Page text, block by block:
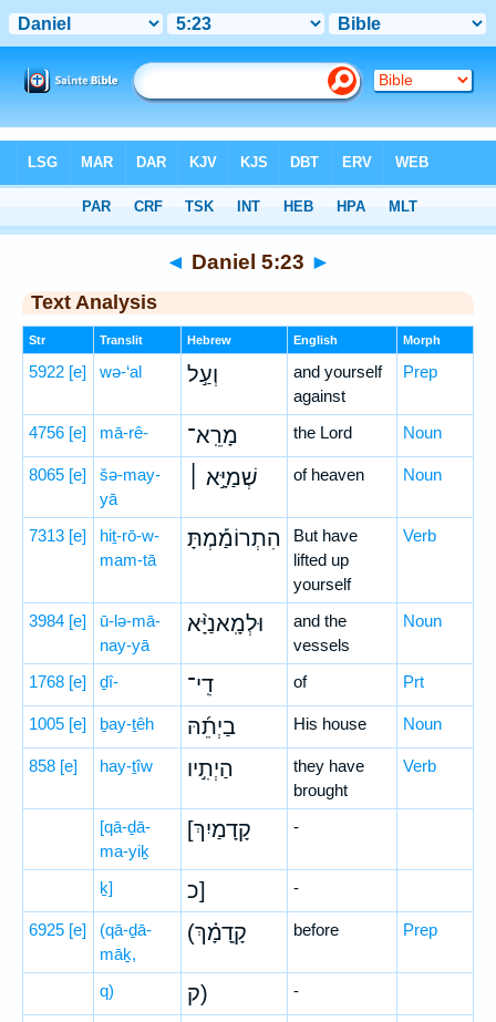
> Daniel 5:23
◄ Daniel 5:23 ►
Text Analysis
Str Translit Hebrew English Morph
5922 [e] wə-‘al וְעַ֣ל
and yourself
against
Prep
4756 [e] mā-rê- מָרֵֽא־ the Lord Noun
8065 [e]
šə-may-
yā
שְׁמַיָּ֣א ׀ of heaven Noun
7313 [e]
hiṯ-rō-w-
mam-tā
הִתְרוֹמַ֡מְתָּ
But have
lifted up
yourself
Verb
3984 [e]
ū-lə-mā-
nay-yā
וּלְמָֽאנַיָּ֨א
and the
vessels
Noun
1768 [e] ḏî- דִֽי־ of Prt
1005 [e] ḇay-ṯêh בַיְתֵ֜הּ His house Noun
858 [e] hay-ṯîw הַיְתִ֣יו
they have
brought
Verb
[qā-ḏā-
ma-yiḵ
[קָדָמַיִךְ -
ḵ] כ] -
6925 [e]
(qā-ḏā-
māḵ,
(קָֽדָמָ֗ךְ before Prep
q) ק) -